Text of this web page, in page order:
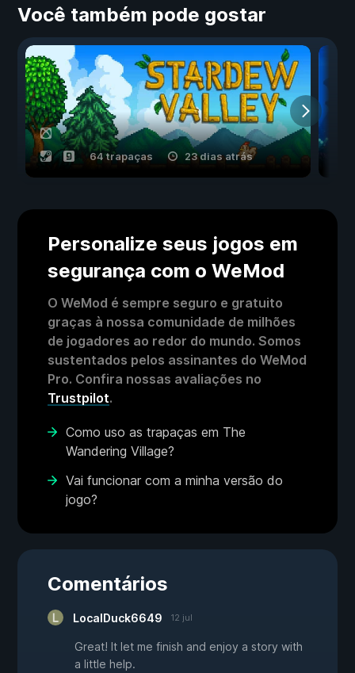
Você também pode gostar
64 trapaças 23 dias atrás
Personalize seus jogos em
segurança com o WeMod
O WeMod é sempre seguro e gratuito
graças à nossa comunidade de milhões
de jogadores ao redor do mundo. Somos
sustentados pelos assinantes do WeMod
Pro. Confira nossas avaliações no
Trustpilot.
Como uso as trapaças em The
Wandering Village?
Vai funcionar com a minha versão do
jogo?
Comentários
LocalDuck6649 12 jul
Great! It let me finish and enjoy a story with
a little help.